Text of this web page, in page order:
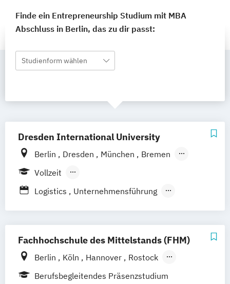
Finde ein Entrepreneurship Studium mit MBA
Abschluss in Berlin, das zu dir passt:
Studienform wählen
Dresden International University
Berlin Dresden München
Bremen
Hamburg
Vollzeit
Berufsbegleitendes Präsenzstudium
Logistics
Unternehmensführung
Fachhochschule des Mittelstands (FHM)
Berlin Köln Hannover
Rostock
Bamberg
Bielefeld Düren
Frechen
Berufsbegleitendes Präsenzstudium